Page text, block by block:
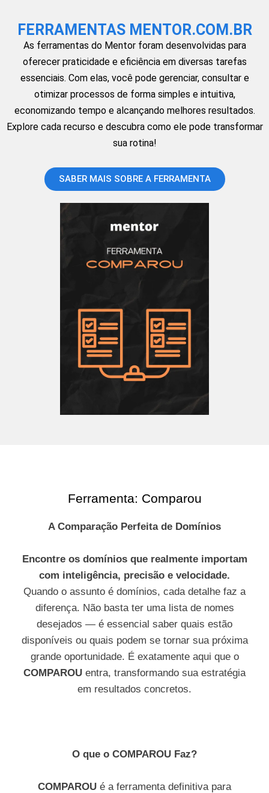
FERRAMENTAS MENTOR.COM.BR
As ferramentas do Mentor foram desenvolvidas para
oferecer praticidade e eficiência em diversas tarefas
essenciais. Com elas, você pode gerenciar, consultar e
otimizar processos de forma simples e intuitiva,
economizando tempo e alcançando melhores resultados.
Explore cada recurso e descubra como ele pode transformar
sua rotina!
SABER MAIS SOBRE A FERRAMENTA
Ferramenta: Comparou
A Comparação Perfeita de Domínios
Encontre os domínios que realmente importam
com inteligência, precisão e velocidade.
Quando o assunto é domínios, cada detalhe faz a
diferença. Não basta ter uma lista de nomes
desejados — é essencial saber quais estão
disponíveis ou quais podem se tornar sua próxima
grande oportunidade. É exatamente aqui que o
COMPAROU entra, transformando sua estratégia
em resultados concretos.
O que o COMPAROU Faz?
COMPAROU é a ferramenta definitiva para